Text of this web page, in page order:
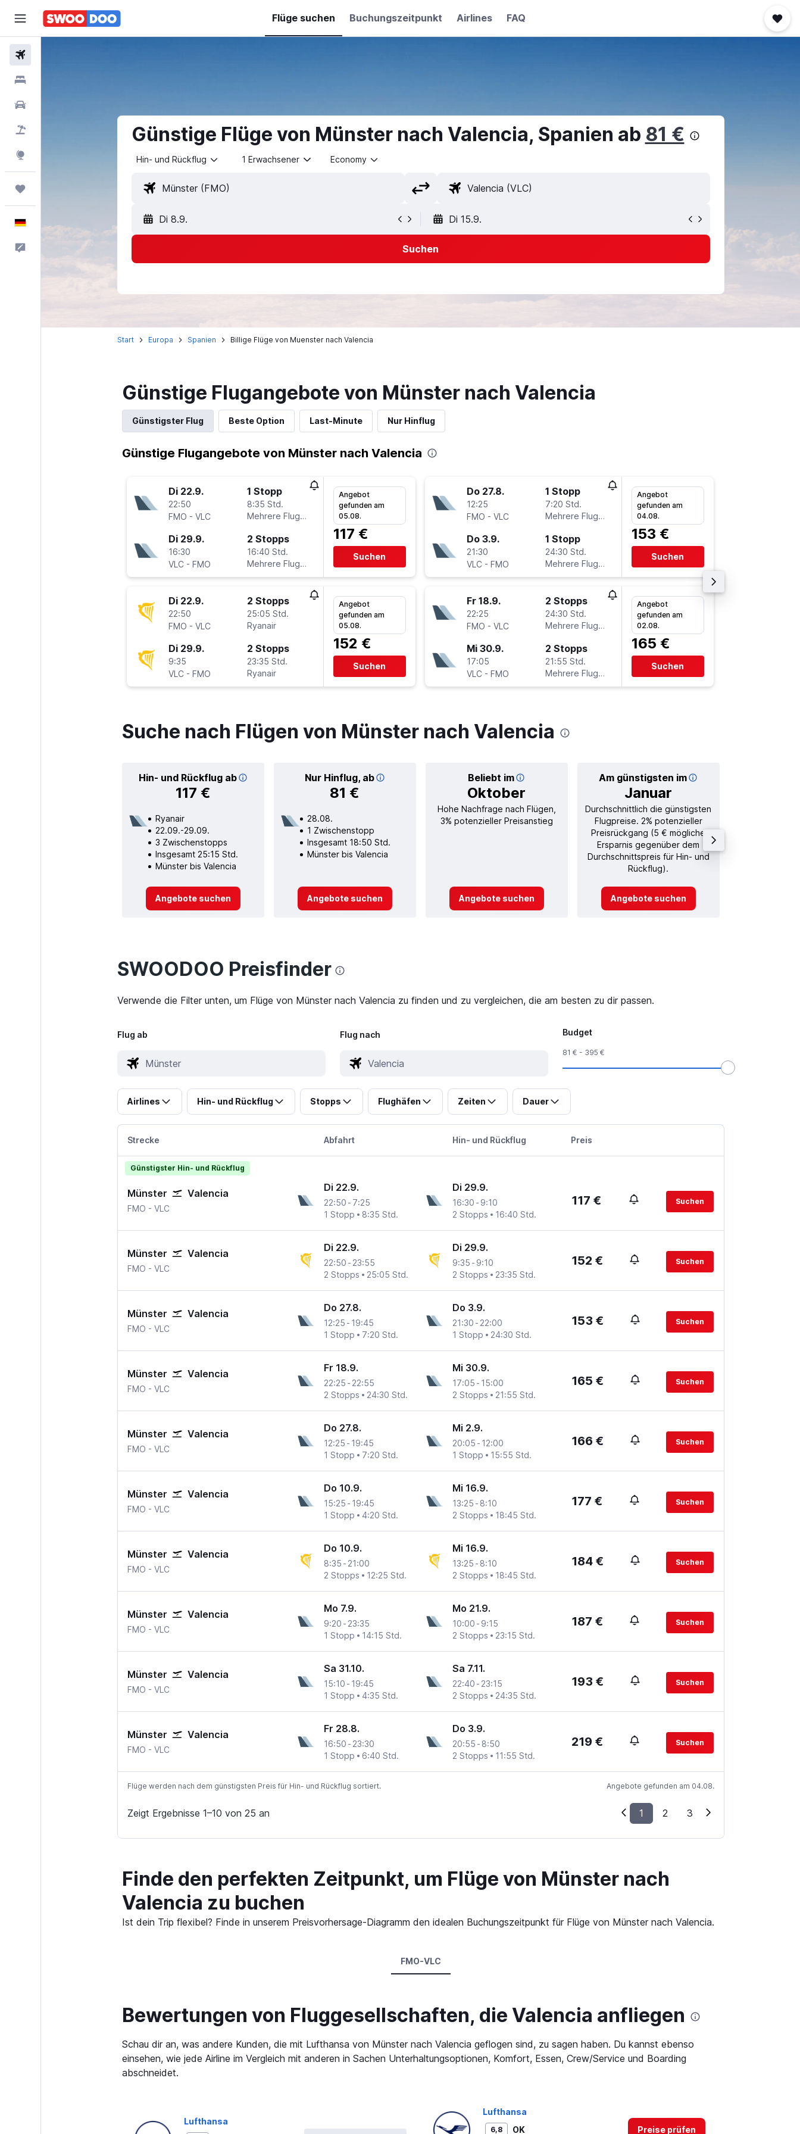
Flüge suchen Buchungszeitpunkt Airlines FAQ
Günstige Flüge von Münster nach Valencia, Spanien ab 81 €
Hin- und Rückflug 1 Erwachsener Economy
Di 8.9. Di 15.9.
Suchen
Start Europa Spanien Billige Flüge von Muenster nach Valencia
Günstige Flugangebote von Münster nach Valencia
Günstigster Flug Beste Option Last-Minute Nur Hinflug
Günstige Flugangebote von Münster nach Valencia
Di 22.9.
22:50
FMO - VLC
1 Stopp
8:35 Std.
Mehrere Fluglinien
Di 29.9.
16:30
VLC - FMO
2 Stopps
16:40 Std.
Mehrere Fluglinien
Angebot
gefunden am
05.08.
117 €
Suchen
Di 22.9.
22:50
FMO - VLC
2 Stopps
25:05 Std.
Ryanair
Di 29.9.
9:35
VLC - FMO
2 Stopps
23:35 Std.
Ryanair
Angebot
gefunden am
05.08.
152 €
Suchen
Do 27.8.
12:25
FMO - VLC
1 Stopp
7:20 Std.
Mehrere Fluglinien
Do 3.9.
21:30
VLC - FMO
1 Stopp
24:30 Std.
Mehrere Fluglinien
Angebot
gefunden am
04.08.
153 €
Suchen
Fr 18.9.
22:25
FMO - VLC
2 Stopps
24:30 Std.
Mehrere Fluglinien
Mi 30.9.
17:05
VLC - FMO
2 Stopps
21:55 Std.
Mehrere Fluglinien
Angebot
gefunden am
02.08.
165 €
Suchen
Suche nach Flügen von Münster nach Valencia
Hin- und Rückflug ab
117 €
Nur Hinflug, ab
81 €
Beliebt im
Oktober
Am günstigsten im
Januar
Ryanair
22.09.-29.09.
3 Zwischenstopps
Insgesamt 25:15 Std.
Münster bis Valencia
Angebote suchen
28.08.
1 Zwischenstopp
Insgesamt 18:50 Std.
Münster bis Valencia
Angebote suchen
Hohe Nachfrage nach Flügen,
3% potenzieller Preisanstieg
Angebote suchen
Durchschnittlich die günstigsten
Flugpreise. 2% potenzieller
Preisrückgang (5 € mögliche
Ersparnis gegenüber dem
Durchschnittspreis für Hin- und
Rückflug).
Angebote suchen
SWOODOO Preisfinder
Verwende die Filter unten, um Flüge von Münster nach Valencia zu finden und zu vergleichen, die am besten zu dir passen.
Flug ab Flug nach Budget
81 € - 395 €
Airlines Hin- und Rückflug Stopps Flughäfen Zeiten Dauer
Strecke Abfahrt Hin- und Rückflug Preis
Günstigster Hin- und Rückflug
Münster Valencia
FMO Muenster
- VLC
Di 22.9.
22:50 - 7:25
1 Stopp
8:35 Std.
Di 29.9.
16:30 - 9:10
2 Stopps
16:40 Std.
117 € Suchen
Münster Valencia
FMO Muenster
- VLC
Di 22.9.
22:50 - 23:55
2 Stopps
25:05 Std.
Di 29.9.
9:35 - 9:10
2 Stopps
23:35 Std.
152 € Suchen
Münster Valencia
FMO Muenster
- VLC
Do 27.8.
12:25 - 19:45
1 Stopp
7:20 Std.
Do 3.9.
21:30 - 22:00
1 Stopp
24:30 Std.
153 € Suchen
Münster Valencia
FMO Muenster
- VLC
Fr 18.9.
22:25 - 22:55
2 Stopps
24:30 Std.
Mi 30.9.
17:05 - 15:00
2 Stopps
21:55 Std.
165 € Suchen
Münster Valencia
FMO Muenster
- VLC
Do 27.8.
12:25 - 19:45
1 Stopp
7:20 Std.
Mi 2.9.
20:05 - 12:00
1 Stopp
15:55 Std.
166 € Suchen
Münster Valencia
FMO Muenster
- VLC
Do 10.9.
15:25 - 19:45
1 Stopp
4:20 Std.
Mi 16.9.
13:25 - 8:10
2 Stopps
18:45 Std.
177 € Suchen
Münster Valencia
FMO Muenster
- VLC
Do 10.9.
8:35 - 21:00
2 Stopps
12:25 Std.
Mi 16.9.
13:25 - 8:10
2 Stopps
18:45 Std.
184 € Suchen
Münster Valencia
FMO Muenster
- VLC
Mo 7.9.
9:20 - 23:35
1 Stopp
14:15 Std.
Mo 21.9.
10:00 - 9:15
2 Stopps
23:15 Std.
187 € Suchen
Münster Valencia
FMO Muenster
- VLC
Sa 31.10.
15:10 - 19:45
1 Stopp
4:35 Std.
Sa 7.11.
22:40 - 23:15
2 Stopps
24:35 Std.
193 € Suchen
Münster Valencia
FMO Muenster
- VLC
Fr 28.8.
16:50 - 23:30
1 Stopp
6:40 Std.
Do 3.9.
20:55 - 8:50
2 Stopps
11:55 Std.
219 € Suchen
Flüge werden nach dem günstigsten Preis für Hin- und Rückflug sortiert. Angebote gefunden am 04.08.
Zeigt Ergebnisse 1–10 von 25 an 1 2 3
Finde den perfekten Zeitpunkt, um Flüge von Münster nach
Valencia zu buchen
Ist dein Trip flexibel? Finde in unserem Preisvorhersage-Diagramm den idealen Buchungszeitpunkt für Flüge von Münster nach Valencia.
FMO-VLC
Bewertungen von Fluggesellschaften, die Valencia anfliegen
Schau dir an, was andere Kunden, die mit Lufthansa von Münster nach Valencia geflogen sind, zu sagen haben. Du kannst ebenso
einsehen, wie jede Airline im Vergleich mit anderen in Sachen Unterhaltungsoptionen, Komfort, Essen, Crew/Service und Boarding
abschneidet.
Lufthansa
Lufthansa
6,8 OK Preise prüfen